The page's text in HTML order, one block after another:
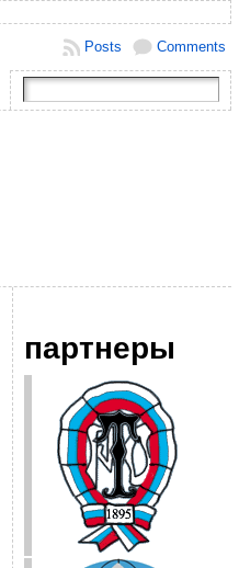
Comments
Posts
партнеры